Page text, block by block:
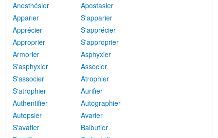
Anesthésier
Apostasier
Apparier
S'apparier
Apprécier
S'apprécier
Approprier
S'approprier
Armorier
Asphyxier
S'asphyxier
Associer
S'associer
Atrophier
S'atrophier
Aurifier
Authentifier
Autographier
Autopsier
Avarier
S'avatier
Balbutier